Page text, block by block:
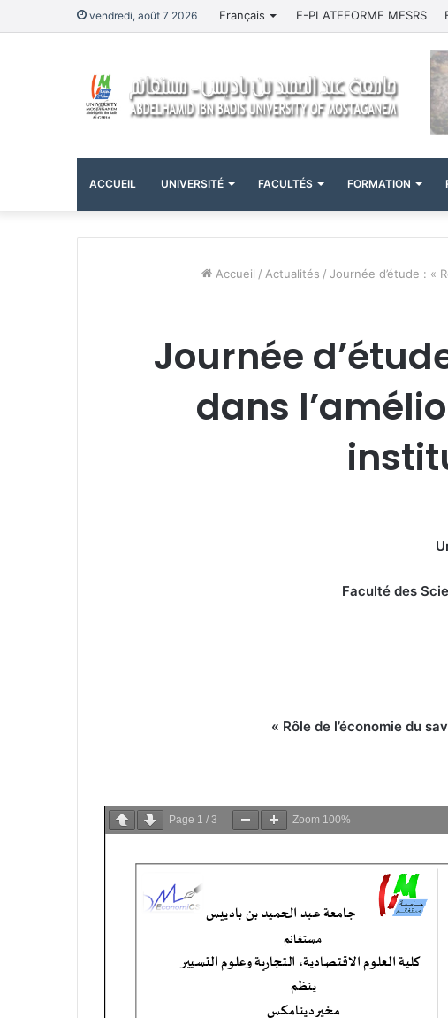
vendredi, août 7 2026 Français E-PLATEFORME MESRS
ACCUEIL UNIVERSITÉ FACULTÉS FORMATION
Accueil / Actualités / Journée d’étude : «
Journée
dans
Faculté des
« Rôle de l’économie du
Page 1 / 3 Zoom 100%